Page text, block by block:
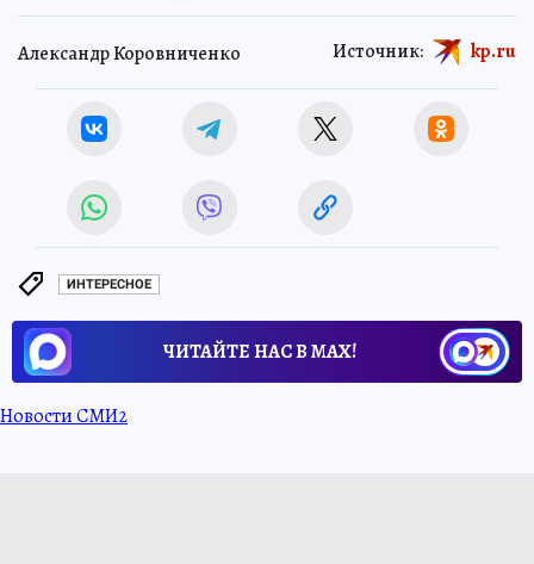
Александр Коровниченко Источник: kp.ru
ИНТЕРЕСНОЕ
ЧИТАЙТЕ НАС В МАХ!
Новости СМИ2